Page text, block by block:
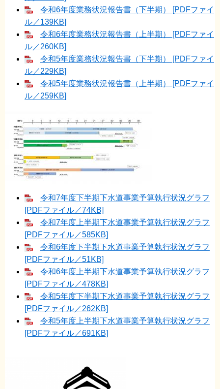
令和6年度業務状況報告書（下半期） [PDFファイ
ル／139KB]
令和6年度業務状況報告書（上半期） [PDFファイ
ル／260KB]
令和5年度業務状況報告書（下半期） [PDFファイ
ル／229KB]
令和5年度業務状況報告書（上半期） [PDFファイ
ル／259KB]
令和7年度下半期下水道事業予算執行状況グラフ
[PDFファイル／74KB]
令和7年度上半期下水道事業予算執行状況グラフ
[PDFファイル／585KB]
令和6年度下半期下水道事業予算執行状況グラフ
[PDFファイル／51KB]
令和6年度上半期下水道事業予算執行状況グラフ
[PDFファイル／478KB]
令和5年度下半期下水道事業予算執行状況グラフ
[PDFファイル／262KB]
令和5年度上半期下水道事業予算執行状況グラフ
[PDFファイル／691KB]